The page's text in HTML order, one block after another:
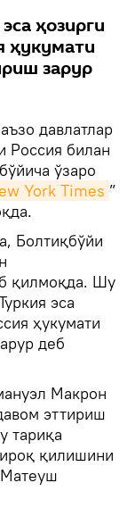
ҳозирги
ҳукумати
зарур
давлатлар
Россия билан
ўзаро
York Times ”
Болтиқбўйи
қилмоқда. Шу
эса
ҳукумати
деб
Макрон
эттириш
тариқа
қилишини